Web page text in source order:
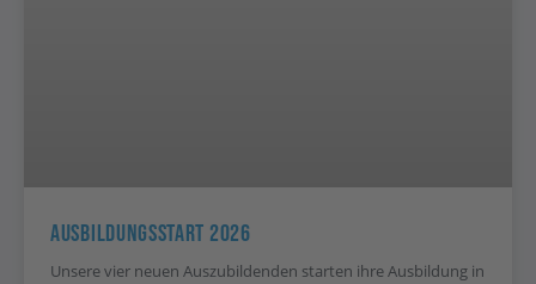
Ausbildungsstart 2026
Unsere vier neuen Auszubildenden starten ihre Ausbildung in